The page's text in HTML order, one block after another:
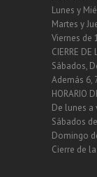
Lunes y
Martes y
Viernes de
CIERRE DE
Sábados,
Además 6,
HORARIO
De lunes a
Sábados
Domingo
Cierre de